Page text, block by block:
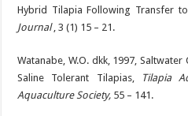
Hybrid Tilapia Following Transfer
Journal, 3 (1) 15 – 21.
Watanabe, W.O. dkk, 1997,
Saline Tolerant Tilapias,
Tilapia
Aquaculture Society, 55 – 141.